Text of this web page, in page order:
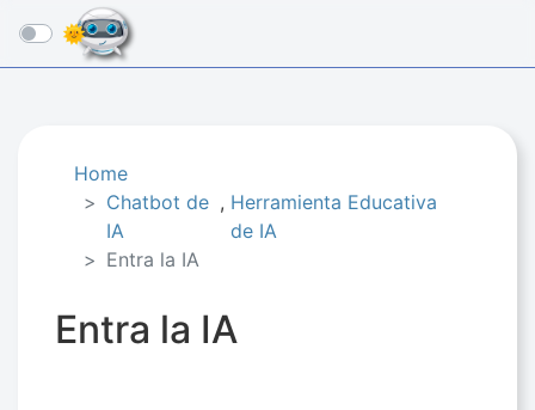
☰
Home
Chatbot de
IA
, Herramienta Educativa
de IA
Entra la IA
Entra la IA